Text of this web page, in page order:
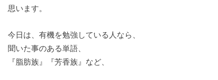
思います。
今日は、有機を勉強している人なら、
聞いた事のある単語、
『脂肪族』『芳香族』など、